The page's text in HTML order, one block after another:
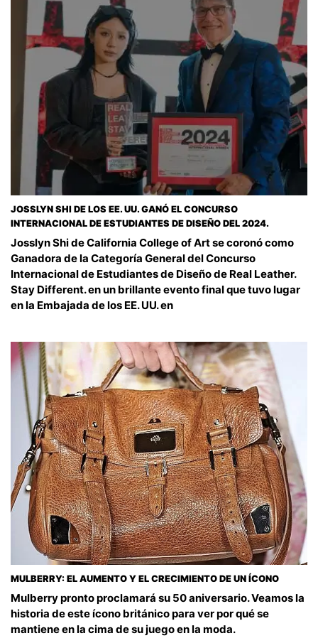
JOSSLYN SHI DE LOS EE. UU. GANÓ EL CONCURSO
INTERNACIONAL DE ESTUDIANTES DE DISEÑO DEL 2024.
Josslyn Shi de California College of Art se coronó como
Ganadora de la Categoría General del Concurso
Internacional de Estudiantes de Diseño de Real Leather.
Stay Different. en un brillante evento final que tuvo lugar
en la Embajada de los EE. UU. en
MULBERRY: EL AUMENTO Y EL CRECIMIENTO DE UN ÍCONO
Mulberry pronto proclamará su 50 aniversario. Veamos la
historia de este ícono británico para ver por qué se
mantiene en la cima de su juego en la moda.